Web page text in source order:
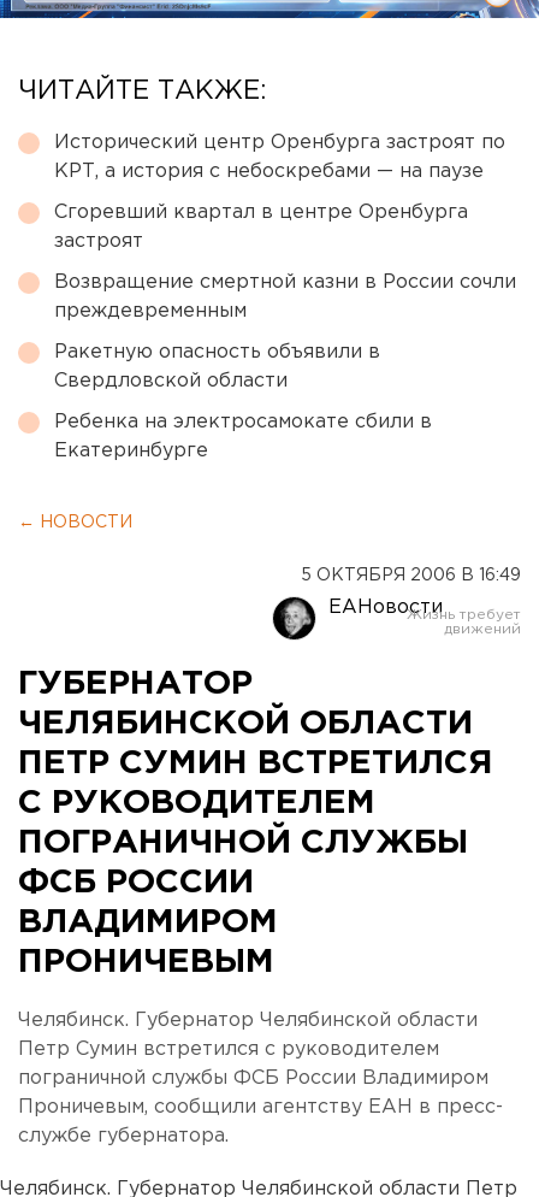
ЧИТАЙТЕ ТАКЖЕ:
Исторический центр Оренбурга застроят по
КРТ, а история с небоскребами — на паузе
Сгоревший квартал в центре Оренбурга
застроят
Возвращение смертной казни в России сочли
преждевременным
Ракетную опасность объявили в
Свердловской области
Ребенка на электросамокате сбили в
Екатеринбурге
← НОВОСТИ
5 ОКТЯБРЯ 2006 В 16:49
ЕАНовости
ГУБЕРНАТОР
ЧЕЛЯБИНСКОЙ ОБЛАСТИ
ПЕТР СУМИН ВСТРЕТИЛСЯ
С РУКОВОДИТЕЛЕМ
ПОГРАНИЧНОЙ СЛУЖБЫ
ФСБ РОССИИ
ВЛАДИМИРОМ
ПРОНИЧЕВЫМ
Челябинск. Губернатор Челябинской области
Петр Сумин встретился с руководителем
пограничной службы ФСБ России Владимиром
Проничевым, сообщили агентству ЕАН в пресс-
службе губернатора.
Челябинск. Губернатор Челябинской области Петр